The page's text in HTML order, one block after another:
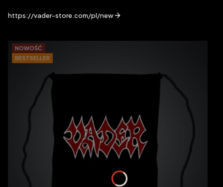
https://vader-store.com/pl/new
BESTSELLER
NOWOŚĆ